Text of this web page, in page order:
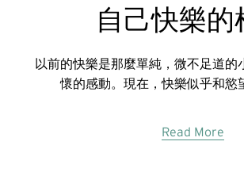
自己快樂的
以前的快樂是那麼單純，微不足道的
懷的感動。現在，快樂似乎和
Read More